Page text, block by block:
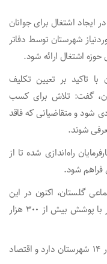
ایجاد اشتغال برای جوانان
شهرستان توسط دفاتر
حوزه اشتغال ارائه شود.
با تاکید بر تعیین تکلیف
گفت: تلاش برای کسب
و متقاضیانی که فاقد
شوند.
راه‌اندازی شده تا از
فراهم شود.
گلستان، اکنون در این
استان حدود ۶۳ هزار کارگاه مشمول قانون کار با پوشش بیش از ۳۰۰ هزار
گلستان یک میلیون و ۸۶۹ هزار نفر جمعیت در ۱۴ شهرستان دارد و اقتصاد